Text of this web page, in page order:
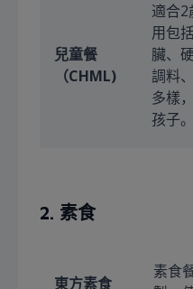
兒童餐
（CHML)
適合2
用包
臟、
調料
多樣
孩子。
2. 素食
東方素食
素食